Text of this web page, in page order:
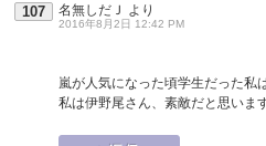
107 名無しだＪ より
2016年8月2日 12:42 PM
嵐が人気になった頃学生だった私
私は伊野尾さん、素敵だと思いま